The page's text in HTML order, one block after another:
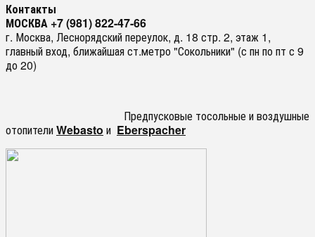
Контакты
МОСКВА +7 (981) 822-47-66
г. Москва, Леснорядский переулок, д. 18 стр. 2, этаж 1,
главный вход, ближайшая ст.метро "Сокольники" (с пн по пт с 9
до 20)
Предпусковые тосольные и воздушные
отопителиWebasto и Eberspacher